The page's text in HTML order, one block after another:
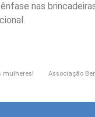
nas
mulheres!